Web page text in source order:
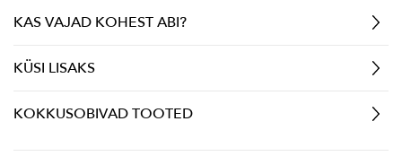
KAS VAJAD KOHEST ABI?
KÜSI LISAKS
KOKKUSOBIVAD TOOTED